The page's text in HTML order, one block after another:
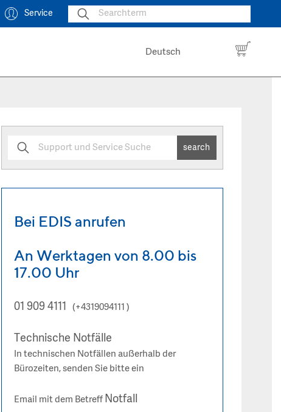
Service
Deutsch
search
Bei EDIS anrufen
An Werktagen von 8.00 bis
17.00 Uhr
01 909 4111 (+4319094111 )
Technische Notfälle
In technischen Notfällen außerhalb der
Bürozeiten, senden Sie bitte ein
Email mit dem Betreff Notfall